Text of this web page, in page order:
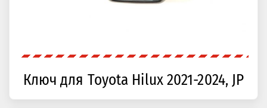
Ключ для Toyota Hilux 2021-2024, JP